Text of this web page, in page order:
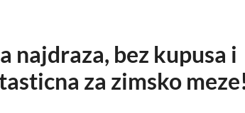
najdraza, bez kupusa i
za zimsko